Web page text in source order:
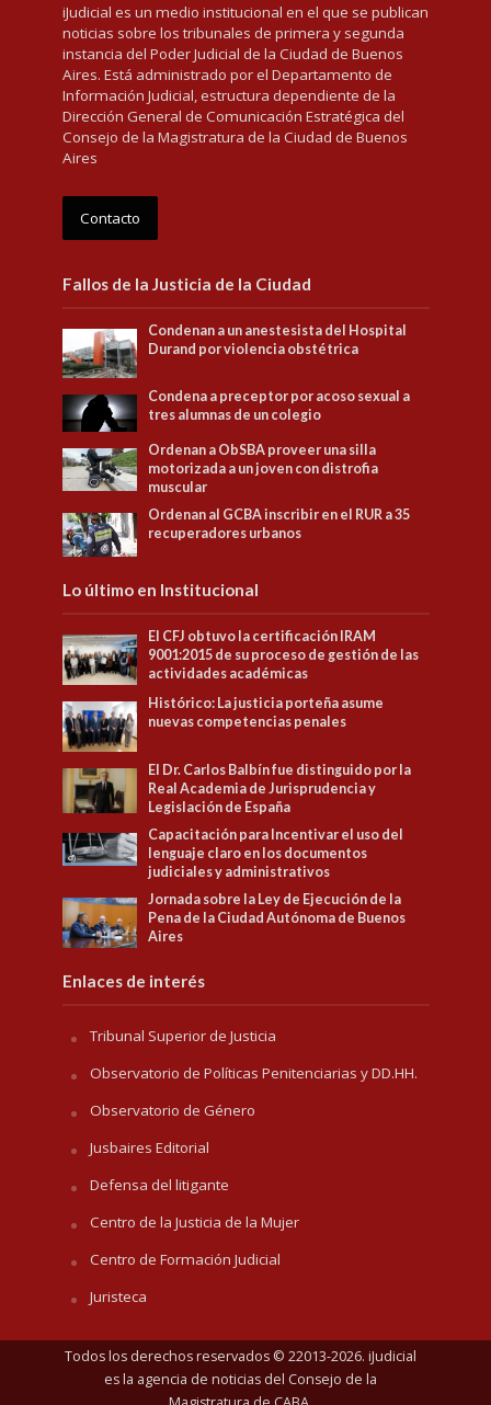
iJudicial es un medio institucional en el que se publican
noticias sobre los tribunales de primera y segunda
instancia del Poder Judicial de la Ciudad de Buenos
Aires. Está administrado por el Departamento de
Información Judicial, estructura dependiente de la
Dirección General de Comunicación Estratégica del
Consejo de la Magistratura de la Ciudad de Buenos
Aires
Contacto
Fallos de la Justicia de la Ciudad
Condenan a un anestesista del Hospital
Durand por violencia obstétrica
Condena a preceptor por acoso sexual a
tres alumnas de un colegio
Ordenan a ObSBA proveer una silla
motorizada a un joven con distrofia
muscular
Ordenan al GCBA inscribir en el RUR a 35
recuperadores urbanos
Lo último en Institucional
El CFJ obtuvo la certificación IRAM
9001:2015 de su proceso de gestión de las
actividades académicas
Histórico: La justicia porteña asume
nuevas competencias penales
El Dr. Carlos Balbín fue distinguido por la
Real Academia de Jurisprudencia y
Legislación de España
Capacitación para Incentivar el uso del
lenguaje claro en los documentos
judiciales y administrativos
Jornada sobre la Ley de Ejecución de la
Pena de la Ciudad Autónoma de Buenos
Aires
Enlaces de interés
Tribunal Superior de Justicia
Observatorio de Políticas Penitenciarias y DD.HH.
Observatorio de Género
Jusbaires Editorial
Defensa del litigante
Centro de la Justicia de la Mujer
Centro de Formación Judicial
Juristeca
Todos los derechos reservados © 22013-2026. iJudicial
es la agencia de noticias del Consejo de la